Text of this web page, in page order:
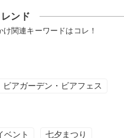
ンド
関連キーワードはコレ！
ビアガーデン・ビアフェス
ベント 七夕まつり